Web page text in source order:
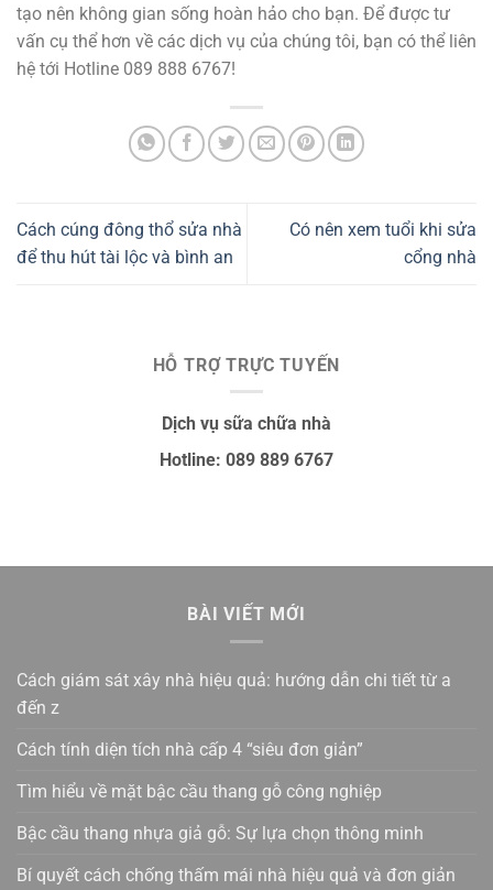
tạo nên không gian sống hoàn hảo cho bạn. Để được tư
vấn cụ thể hơn về các dịch vụ của chúng tôi, bạn có thể liên
hệ tới Hotline 089 888 6767!
Cách cúng đông thổ sửa nhà
để thu hút tài lộc và bình an
Có nên xem tuổi khi sửa
cổng nhà
HỖ TRỢ TRỰC TUYẾN
Dịch vụ sữa chữa nhà
Hotline: 089 889 6767
BÀI VIẾT MỚI
Cách giám sát xây nhà hiệu quả: hướng dẫn chi tiết từ a
đến z
Cách tính diện tích nhà cấp 4 “siêu đơn giản”
Tìm hiểu về mặt bậc cầu thang gỗ công nghiệp
Bậc cầu thang nhựa giả gỗ: Sự lựa chọn thông minh
Bí quyết cách chống thấm mái nhà hiệu quả và đơn giản